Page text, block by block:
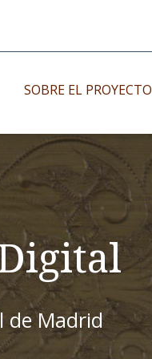
SOBRE EL PROYECTO
Impresos antiguos
modernos
Impresos menores
de Madrid